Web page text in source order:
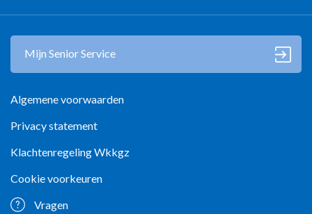
Algemene voorwaarden
Privacy statement
Klachtenregeling Wkkgz
Cookie voorkeuren
Vragen
Mijn Senior Service